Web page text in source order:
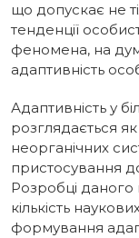
що допускає не
тенденції
феномена, на
адаптивність
Адаптивність у
розглядається як
неорганічних
пристосування
Розробці
кількість
формування